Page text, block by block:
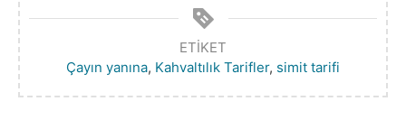
ETIKET
Çayın yanına, Kahvaltılık Tarifler, simit tarifi